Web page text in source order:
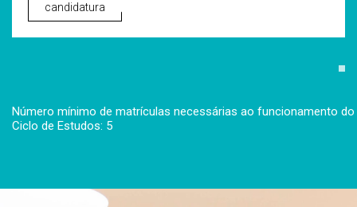
candidatura
Número mínimo de matrículas necessárias ao funcionamento do
Ciclo de Estudos: 5